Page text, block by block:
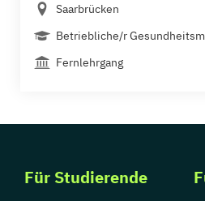
Saarbrücken
Betriebliche/r
Fernlehrgang
Für Studierende